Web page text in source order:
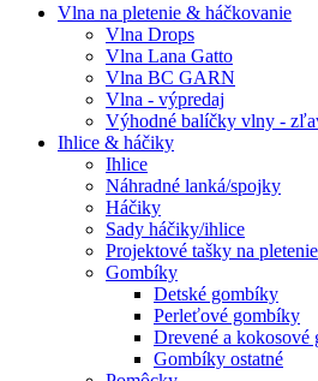
Vlna na pletenie & háčkovanie
Vlna Drops
Vlna Lana Gatto
Vlna BC GARN
Vlna - výpredaj
Výhodné balíčky vlny -
Ihlice & háčiky
Ihlice
Náhradné lanká/spojky
Háčiky
Sady háčiky/ihlice
Projektové tašky na
Gombíky
Detské gombíky
Perleťové gombíky
Drevené a kokosové
Gombíky ostatné